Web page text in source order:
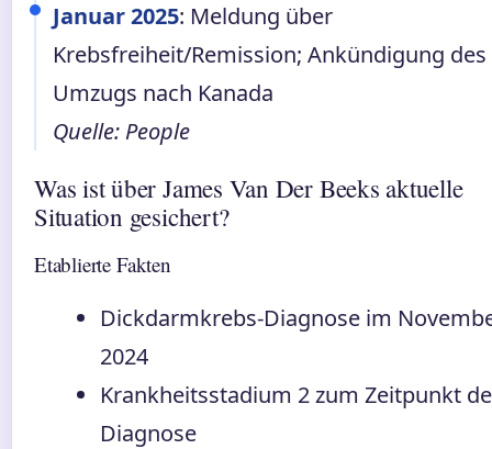
Januar 2025: Meldung über
Krebsfreiheit/Remission; Ankündigung des
Umzugs nach Kanada
Quelle: People
Was ist über James Van Der Beeks aktuelle
Situation gesichert?
Etablierte Fakten
Dickdarmkrebs-Diagnose im
2024
Krankheitsstadium 2 zum Zeitpunkt
Diagnose